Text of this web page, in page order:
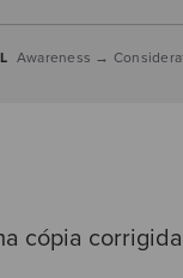
Awareness →
cópia